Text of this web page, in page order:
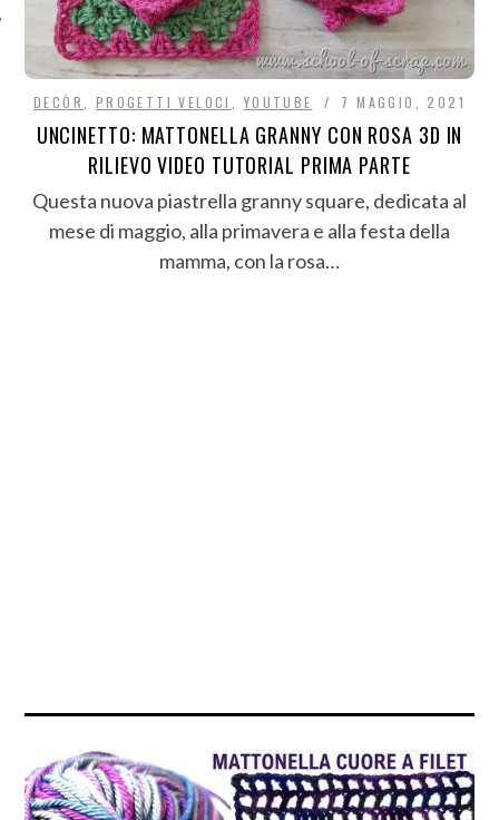
DECÒR PROGETTI VELOCI YOUTUBE 7 MAGGIO, 2021
UNCINETTO: MATTONELLA GRANNY CON ROSA 3D IN
RILIEVO VIDEO TUTORIAL PRIMA PARTE
Questa nuova piastrella granny square, dedicata al
mese di maggio, alla primavera e alla festa della
mamma, con la rosa…